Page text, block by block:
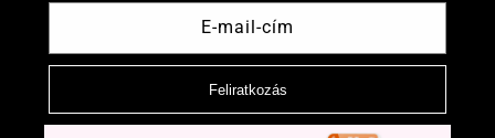
E-mail-cím
Feliratkozás